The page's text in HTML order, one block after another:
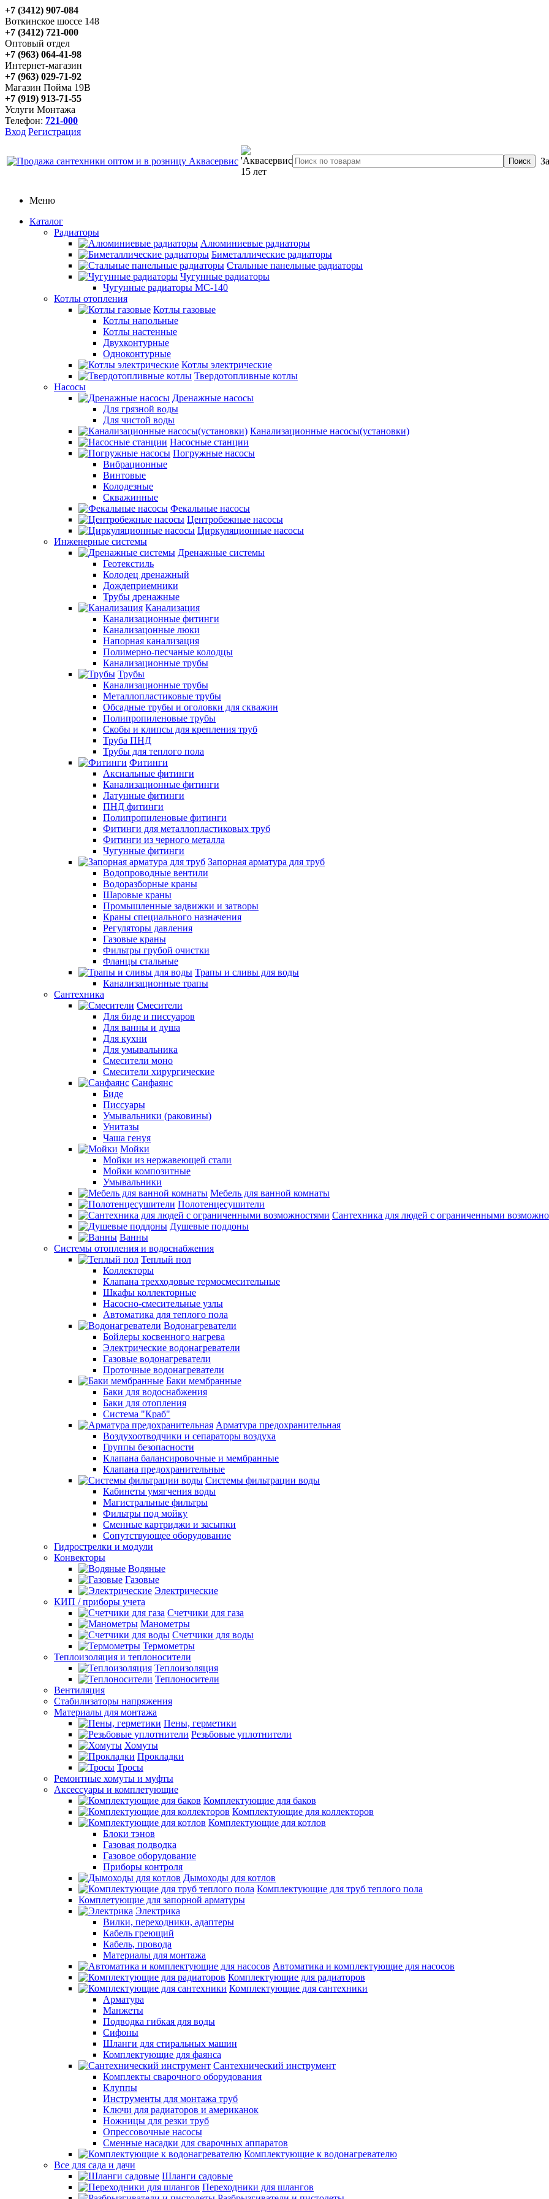
+7 (3412) 907-084
Воткинское шоссе 148
+7 (3412) 721-000
Оптовый отдел
+7 (963) 064-41-98
Интернет-магазин
+7 (963) 029-71-92
Магазин Пойма 19В
+7 (919) 913-71-55
Услуги Монтажа
Телефон: 721-000
Вход Регистрация
Меню
Каталог
Радиаторы
Алюминиевые радиаторы
Биметаллические радиаторы
Стальные панельные радиаторы
Чугунные радиаторы
Чугунные радиаторы МС-140
Котлы отопления
Котлы газовые
Котлы напольные
Котлы настенные
Двухконтурные
Одноконтурные
Котлы электрические
Твердотопливные котлы
Насосы
Дренажные насосы
Для грязной воды
Для чистой воды
Канализационные насосы(установки)
Насосные станции
Погружные насосы
Вибрационные
Винтовые
Колодезные
Скважинные
Фекальные насосы
Центробежные насосы
Циркуляционные насосы
Инженерные системы
Дренажные системы
Геотекстиль
Колодец дренажный
Дождеприемники
Трубы дренажные
Канализация
Канализационные фитинги
Канализацонные люки
Напорная канализация
Полимерно-песчаные колодцы
Канализационные трубы
Трубы
Канализационные трубы
Металлопластиковые трубы
Обсадные трубы и оголовки для скважин
Полипропиленовые трубы
Скобы и клипсы для крепления труб
Труба ПНД
Трубы для теплого пола
Фитинги
Аксиальные фитинги
Канализационные фитинги
Латунные фитинги
ПНД фитинги
Полипропиленовые фитинги
Фитинги для металлопластиковых труб
Фитинги из черного металла
Чугунные фитинги
Запорная арматура для труб
Водопроводные вентили
Водоразборные краны
Шаровые краны
Промышленные задвижки и затворы
Краны специального назначения
Регуляторы давления
Газовые краны
Фильтры грубой очистки
Фланцы стальные
Трапы и сливы для воды
Канализационные трапы
Сантехника
Смесители
Для биде и писсуаров
Для ванны и душа
Для кухни
Для умывальника
Смесители моно
Смесители хирургические
Санфаянс
Биде
Писсуары
Умывальники (раковины)
Унитазы
Чаша генуя
Мойки
Мойки из нержавеющей стали
Мойки композитные
Умывальники
Мебель для ванной комнаты
Полотенцесушители
Сантехника для людей с ограниченными
Душевые поддоны
Ванны
Системы отопления и водоснабжения
Теплый пол
Коллекторы
Клапана трехходовые термосмесительные
Шкафы коллекторные
Насосно-смесительные узлы
Автоматика для теплого пола
Водонагреватели
Бойлеры косвенного нагрева
Электрические водонагреватели
Газовые водонагреватели
Проточные водонагреватели
Баки мембранные
Баки для водоснабжения
Баки для отопления
Система "Краб"
Арматура предохранительная
Воздухоотводчики и сепараторы воздуха
Группы безопасности
Клапана балансировочные и мембранные
Клапана предохранительные
Системы фильтрации воды
Кабинеты умягчения воды
Магистральные фильтры
Фильтры под мойку
Сменные картриджи и засыпки
Сопутствующее оборудование
Гидрострелки и модули
Конвекторы
Водяные
Газовые
Электрические
КИП / приборы учета
Счетчики для газа
Манометры
Счетчики для воды
Термометры
Теплоизоляция и теплоносители
Теплоизоляция
Теплоносители
Вентиляция
Стабилизаторы напряжения
Материалы для монтажа
Пены, герметики
Резьбовые уплотнители
Хомуты
Прокладки
Тросы
Ремонтные хомуты и муфты
Аксессуары и комплетующие
Комплектующие для баков
Комплектующие для коллекторов
Комплектующие для котлов
Блоки тэнов
Газовая подводка
Газовое оборудование
Приборы контроля
Дымоходы для котлов
Комплектующие для труб теплого пола
Комплетующие для запорной арматуры
Электрика
Вилки, переходники, адаптеры
Кабель греющий
Кабель, провода
Материалы для монтажа
Автоматика и комплектующие для насосов
Комплектующие для радиаторов
Комплектующие для сантехники
Арматура
Манжеты
Подводка гибкая для воды
Сифоны
Шланги для стиральных машин
Комплектующие для фаянса
Сантехнический инструмент
Комплекты сварочного оборудования
Клуппы
Инструменты для монтажа труб
Ключи для радиаторов и американок
Ножницы для резки труб
Опрессовочные насосы
Сменные насадки для сварочных аппаратов
Комплектующие к водонагревателю
Все для сада и дачи
Шланги садовые
Переходники для шлангов